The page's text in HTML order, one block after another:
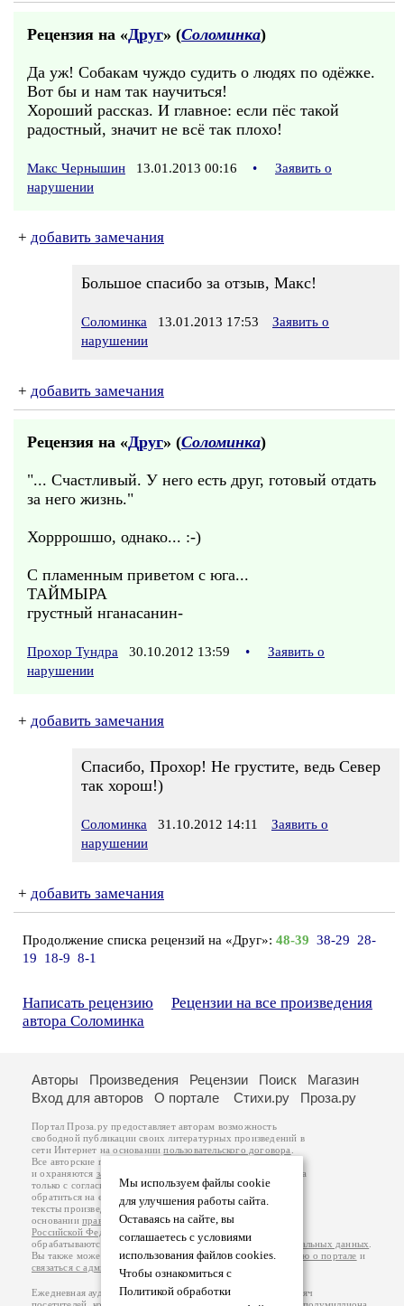
Рецензия на «Друг» (Соломинка)
Да уж! Собакам чуждо судить о людях по одёжке.
Вот бы и нам так научиться!
Хороший рассказ. И главное: если пёс такой
радостный, значит не всё так плохо!
Макс Чернышин 13.01.2013 00:16 •
Заявить о
нарушении
+ добавить замечания
Большое спасибо за отзыв, Макс!
Соломинка 13.01.2013 17:53
Заявить о
нарушении
+ добавить замечания
Рецензия на «Друг» (Соломинка)
"... Счастливый. У него есть друг, готовый отдать
за него жизнь."
Хорррошшо, однако... :-)
С пламенным приветом с юга...
ТАЙМЫРА
грустный нганасанин-
Прохор Тундра 30.10.2012 13:59 •
Заявить о
нарушении
+ добавить замечания
Спасибо, Прохор! Не грустите, ведь Север
так хорош!)
Соломинка 31.10.2012 14:11
Заявить о
нарушении
+ добавить замечания
Продолжение списка рецензий на «Друг»: 48-39 38-29
28-
19
18-9 8-1
Написать рецензию
Рецензии на все произведения
автора Соломинка
Мы используем файлы cookie
для улучшения работы сайта.
Оставаясь на сайте, вы
соглашаетесь с условиями
использования файлов cookies.
Чтобы ознакомиться с
Политикой обработки
Авторы Произведения Рецензии Поиск
Магазин
Вход для авторов
О портале Стихи.ру Проза.ру
Портал Проза.ру предоставляет авторам возможность
свободной публикации своих литературных произведений в
сети Интернет на основаниипользовательского договора
Все авторские права на произведения принадлежат авторам
и охраняются законом
. Перепечатка произведений возможна
только с согласия его автора, к которому вы можете
обратиться на его авторской странице. Ответственность за
тексты произведений авторы несут самостоятельно на
основанииправил публикацииизаконодательства
Российской Федерации
обрабатываются на основанииПолитики обработки персональных данных
Вы также можете посмотреть более подробнуюинформацию о портале и
связаться с администрацией
Ежедневная аудитория портала Проза.ру – порядка 100 тысяч